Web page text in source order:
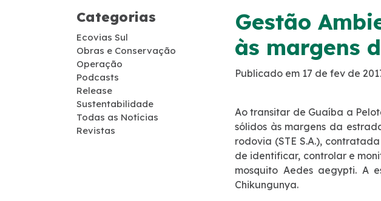
Telefone de Emergência
Cargas Especiais
Categorias
Ecovias Sul
Obras e Conservação
Operação
Podcasts
Release
Sustentabilidade
Todas as Notícias
Revistas
Gestão
às margens
Publicado em 17 de fev de
Ao transitar de Guaíba a
sólidos às margens da
rodovia (STE S.A.),
de identificar, controlar e
mosquito Aedes aegypti. A
Chikungunya.